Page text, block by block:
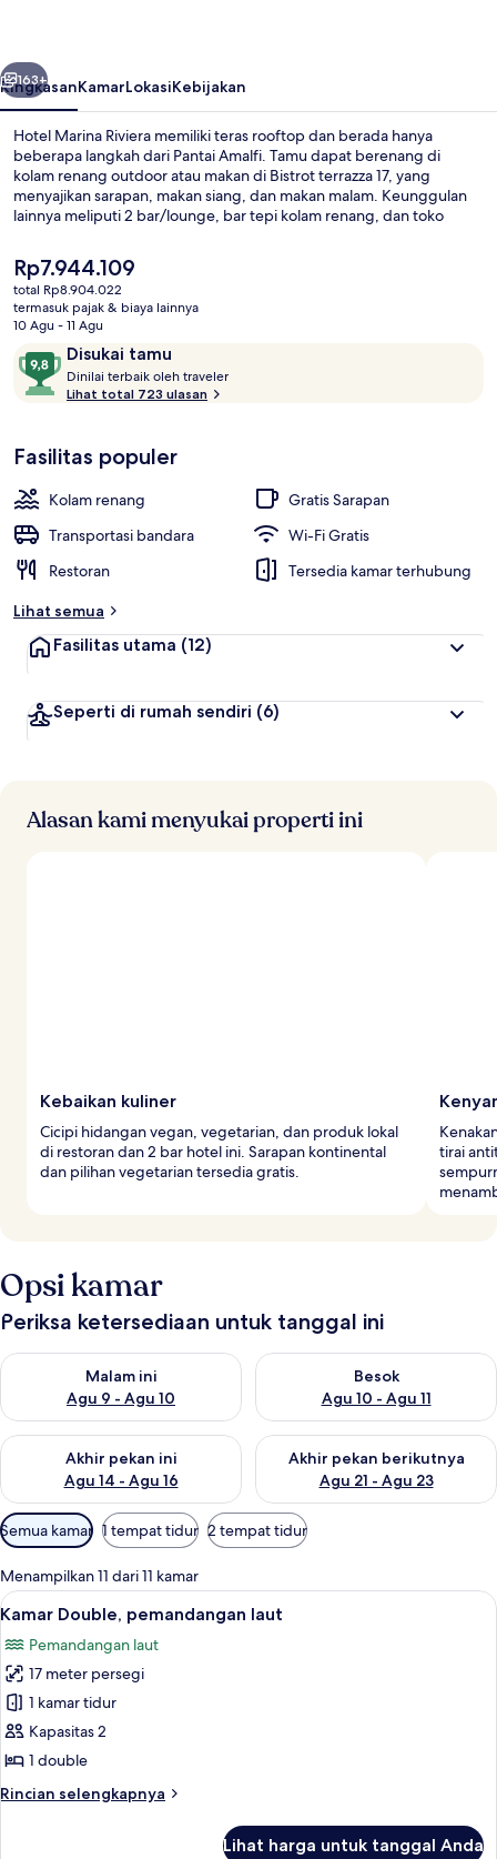
Berikutnya
163+
RingkasanKamarLokasiKebijakan
Hotel Marina Riviera memiliki teras rooftop dan berada hanya
beberapa langkah dari Pantai Amalfi. Tamu dapat berenang di
kolam renang outdoor atau makan di Bistrot terrazza 17, yang
menyajikan sarapan, makan siang, dan makan malam. Keunggulan
lainnya meliputi 2 bar/lounge, bar tepi kolam renang, dan toko
para traveler.
Harga
saat
ini
Rp7.944.109
Rp7.944.109
total Rp8.904.022
termasuk pajak & biaya lainnya
10 Agu - 11 Agu
Ulasan Disukai tamu
9,8
dari
10,
tamu
Dinilai terbaik oleh traveler
i
l
r
a
Lihat total 723 ulasan
Fasilitas populer
Kolam renang
Gratis Sarapan
Transportasi bandara
Wi-Fi Gratis
Restoran
Tersedia kamar terhubung
Lihat semua
Fasilitas utama (12)
Seperti di rumah sendiri (6)
Alasan kami menyukai properti ini
Kebaikan kuliner
Cicipi hidangan vegan, vegetarian, dan produk lokal
di restoran dan 2 bar hotel ini. Sarapan kontinental
dan pilihan vegetarian tersedia gratis.
tirai
Opsi kamar
Periksa ketersediaan untuk tanggal ini
Malam ini
Agu 9 - Agu 10
Periksa ketersediaan untuk malam ini Agu 9 - Agu 10
Besok
Agu 10 - Agu 11
Periksa ketersediaan untuk
Akhir pekan ini
Agu 14 - Agu 16
Periksa ketersediaan untuk akhir pekan ini Agu 14 - Agu 16
Akhir pekan berikutnya
Agu 21 - Agu 23
Periksa ketersediaan untuk
Filter
tersedia
untuk
kamar
Semua kamar 1 tempat tidur 2 tempat tidur
Menampilkan 11 dari 11 kamar
Lihat
semua
foto
untuk
Kamar
Double,
pemandangan
Kamar Double, pemandangan laut |
8
Kamar Double, pemandangan laut
Pemandangan laut
17 meter persegi
1 kamar tidur
Kapasitas 2
1 double
Rincian selengkapnya
Rincian
Lihat harga untuk tanggal Anda